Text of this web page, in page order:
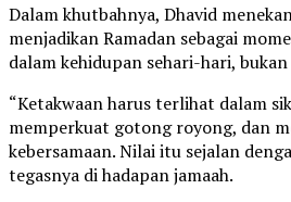
Dalam khutbahnya, Dhavid
menjadikan Ramadan sebagai
dalam kehidupan sehari-hari,
“Ketakwaan harus terlihat dalam
memperkuat gotong royong, dan
kebersamaan. Nilai itu sejalan
tegasnya di hadapan jamaah.